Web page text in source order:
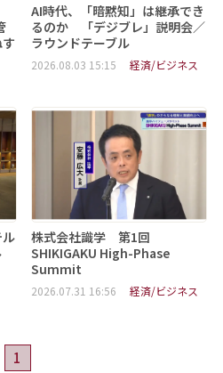
AI時代、「暗黙知」は継承でき
るのか 「デジブレ」説明会／
ラウンドテーブル
2026.08.03 15:15 経済/ビジネス
株式会社識学 第1回
SHIKIGAKU High-Phase
Summit
2026.07.31 16:56 経済/ビジネス
1